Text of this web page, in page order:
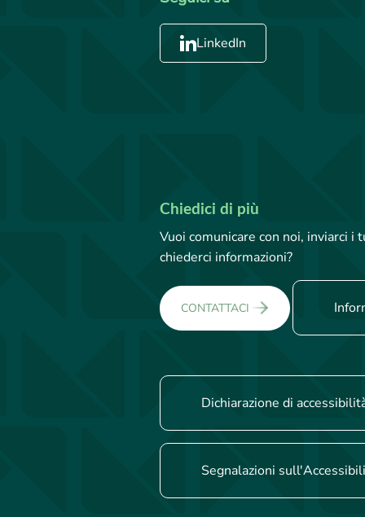
LinkedIn
Chiedici di più
Vuoi comunicare con noi, inviarci
chiederci informazioni?
CONTATTACI
Dichiarazione di
Segnalazioni